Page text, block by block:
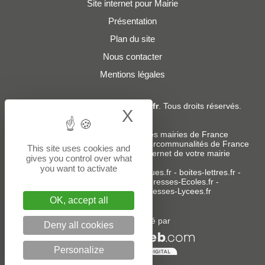
Site internet pour Mairie
Présentation
Plan du site
Nous contacter
Mentions légales
Adresses-Mairies.fr. Tous droits réservés.
Services :
Liste des adresses e-mails des mairies de France
Liste des adresses e-mails des intercommunalités de France
-Création ou refonte du site internet de votre mairie
Sites partenaires:donneespubliques.fr- boites-lettres.fr-
Adresses-Ecoles.fr -
Adresses-Colleges.fr- Adresses-Lycees.fr
Un service édité par
This site uses cookies and
gives you control over what
you want to activate
OK, accept all
Deny all cookies
Personalize
X